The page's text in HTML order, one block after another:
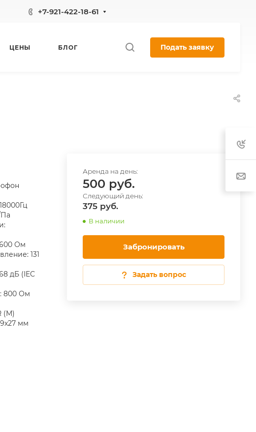
+7-921-422-18-61
ЦЕНЫ БЛОГ Подать заявку
500
375
В наличии
Забронировать
Задать вопрос
Ом
131
дБ (IEC
800 Ом
(M)
мм